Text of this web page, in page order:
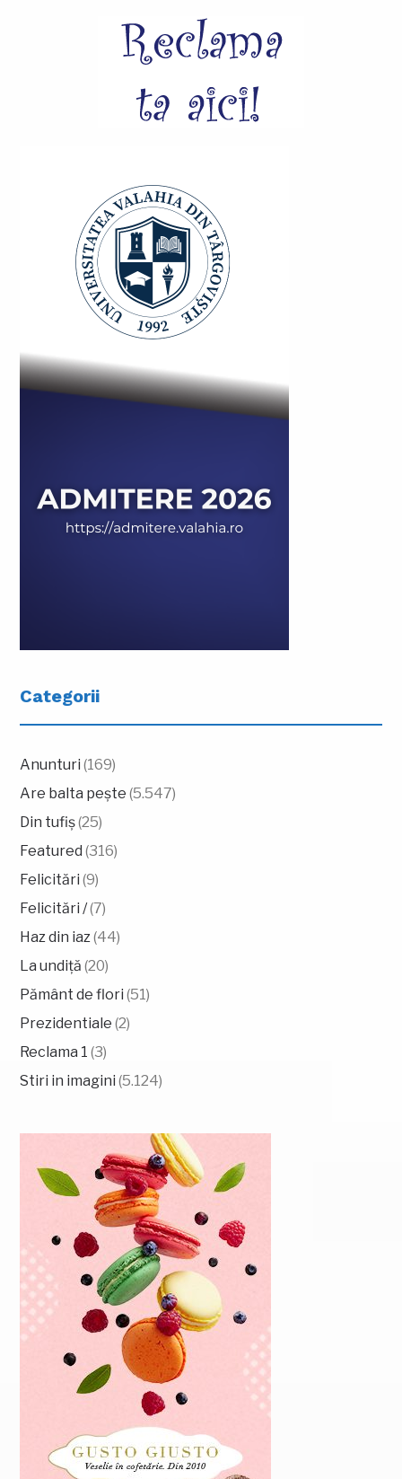
Categorii
Anunturi (169)
Are balta pește (5.547)
Din tufiș(25)
Featured (316)
Felicitări (9)
Felicitări /(7)
Haz din iaz (44)
La undiță (20)
Pământ de flori (51)
Prezidentiale (2)
Reclama 1 (3)
Stiri in imagini (5.124)